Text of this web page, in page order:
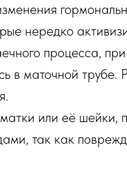
нередко
процесса,
в маточной
или её шейки,
так как